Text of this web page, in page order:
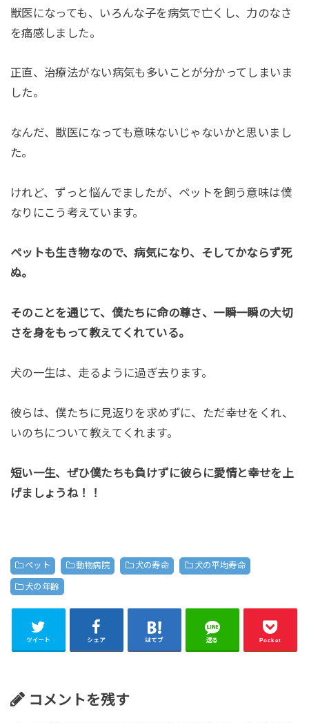
獣医になっても、いろんな子を病気で亡くし、力のなさ
を痛感しました。
正直、治療法がない病気も多いことが分かってしまいま
した。
なんだ、獣医になっても意味ないじゃないかと思いまし
た。
けれど、ずっと悩んでましたが、ペットを飼う意味は僕
なりにこう考えています。
ペットも生き物なので、病気になり、そしてかならず死
ぬ。
そのことを通じて、僕たちに命の尊さ、一瞬一瞬の大切
さを身をもって教えてくれている。
犬の一生は、走るように過ぎ去ります。
彼らは、僕たちに見返りを求めずに、ただ幸せをくれ、
いのちについて教えてくれます。
短い一生、ぜひ僕たちも負けずに彼らに愛情と幸せを上
げましょうね！！
ペット 動物病院 犬の寿命 犬の平均寿命
犬の年齢
ツイート シェア はてブ 送る Pocket
コメントを残す